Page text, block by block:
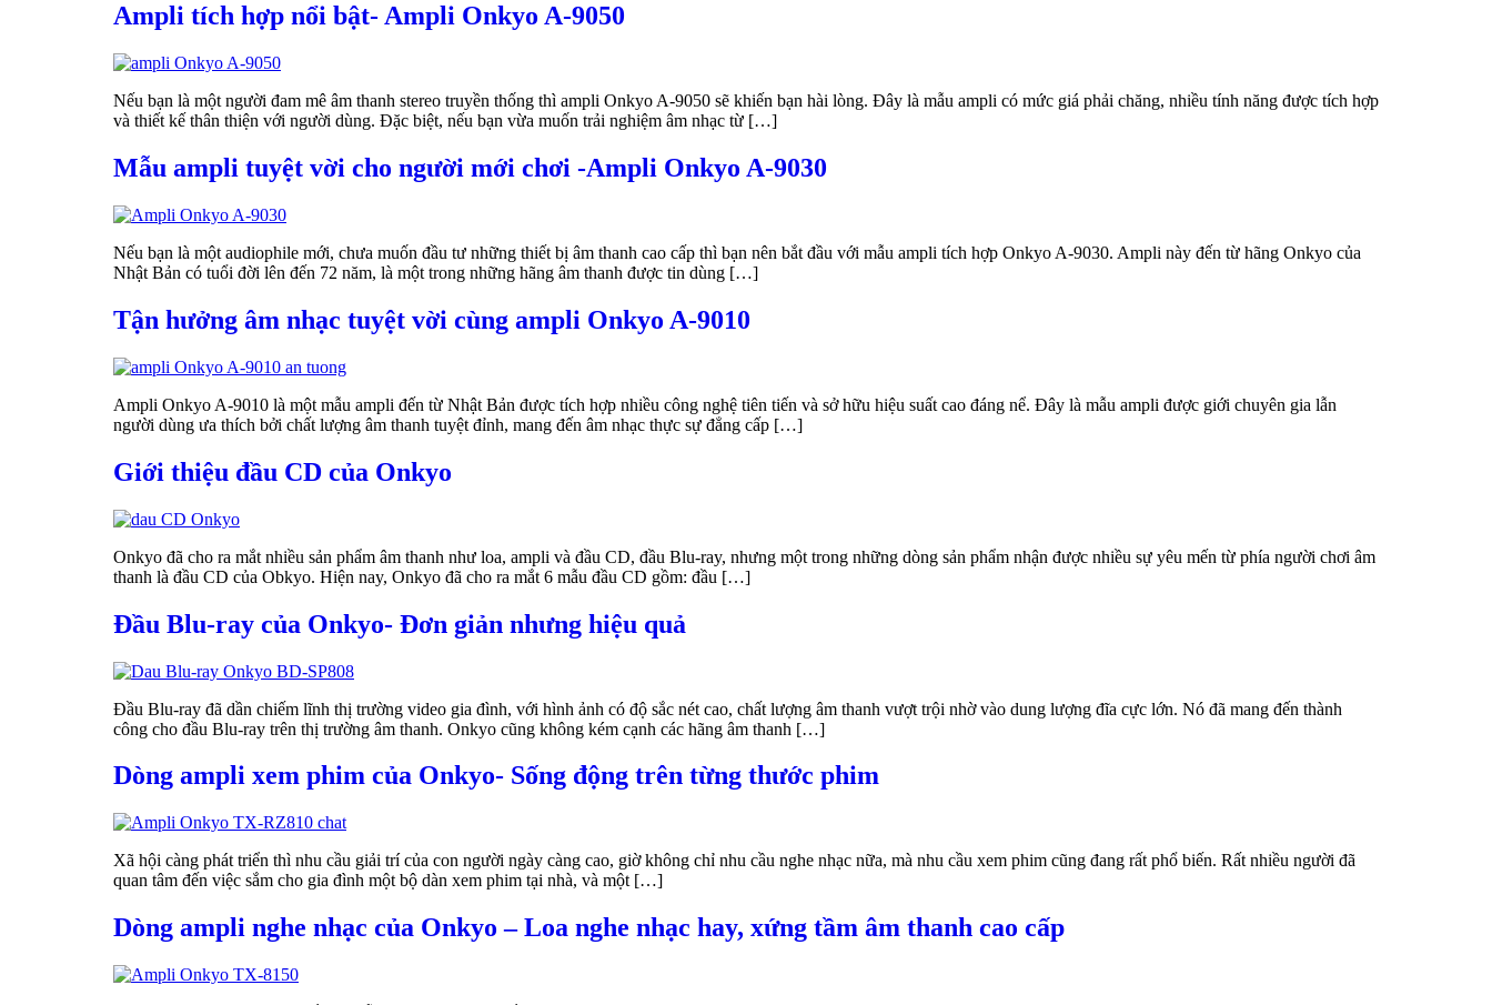
Ampli tích hợp nổi bật- Ampli Onkyo A-9050
Nếu bạn là một người đam mê âm thanh stereo truyền thống thì ampli Onkyo A-9050 sẽ khiến bạn hài lòng. Đây là mẫu ampli có mức giá phải chăng, nhiều tính năng được tích hợp
và thiết kế thân thiện với người dùng. Đặc biệt, nếu bạn vừa muốn trải nghiệm âm nhạc từ […]
Mẫu ampli tuyệt vời cho người mới chơi -Ampli Onkyo A-9030
Nếu bạn là một audiophile mới, chưa muốn đầu tư những thiết bị âm thanh cao cấp thì bạn nên bắt đầu với mẫu ampli tích hợp Onkyo A-9030. Ampli này đến từ hãng Onkyo của
Nhật Bản có tuổi đời lên đến 72 năm, là một trong những hãng âm thanh được tin dùng […]
Tận hưởng âm nhạc tuyệt vời cùng ampli Onkyo A-9010
Ampli Onkyo A-9010 là một mẫu ampli đến từ Nhật Bản được tích hợp nhiều công nghệ tiên tiến và sở hữu hiệu suất cao đáng nể. Đây là mẫu ampli được giới chuyên gia lẫn
người dùng ưa thích bởi chất lượng âm thanh tuyệt đỉnh, mang đến âm nhạc thực sự đẳng cấp […]
Giới thiệu đầu CD của Onkyo
Onkyo đã cho ra mắt nhiều sản phẩm âm thanh như loa, ampli và đầu CD, đầu Blu-ray, nhưng một trong những dòng sản phẩm nhận được nhiều sự yêu mến từ phía người chơi âm
thanh là đầu CD của Obkyo. Hiện nay, Onkyo đã cho ra mắt 6 mẫu đầu CD gồm: đầu […]
Đầu Blu-ray của Onkyo- Đơn giản nhưng hiệu quả
Đầu Blu-ray đã dần chiếm lĩnh thị trường video gia đình, với hình ảnh có độ sắc nét cao, chất lượng âm thanh vượt trội nhờ vào dung lượng đĩa cực lớn. Nó đã mang đến thành
công cho đầu Blu-ray trên thị trường âm thanh. Onkyo cũng không kém cạnh các hãng âm thanh […]
Dòng ampli xem phim của Onkyo- Sống động trên từng thước phim
Xã hội càng phát triển thì nhu cầu giải trí của con người ngày càng cao, giờ không chỉ nhu cầu nghe nhạc nữa, mà nhu cầu xem phim cũng đang rất phổ biến. Rất nhiều người đã
quan tâm đến việc sắm cho gia đình một bộ dàn xem phim tại nhà, và một […]
Dòng ampli nghe nhạc của Onkyo – Loa nghe nhạc hay, xứng tầm âm thanh cao cấp